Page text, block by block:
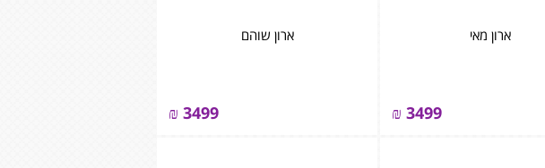
ארון מאי
3499
₪
ארון שוהם
3499
₪